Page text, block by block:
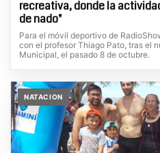
recreativa, donde la
de nado"
Para el móvil deportivo de
con el profesor Thiago Pato, tras el
Municipal, el pasado 8 de octubre.
NATACION